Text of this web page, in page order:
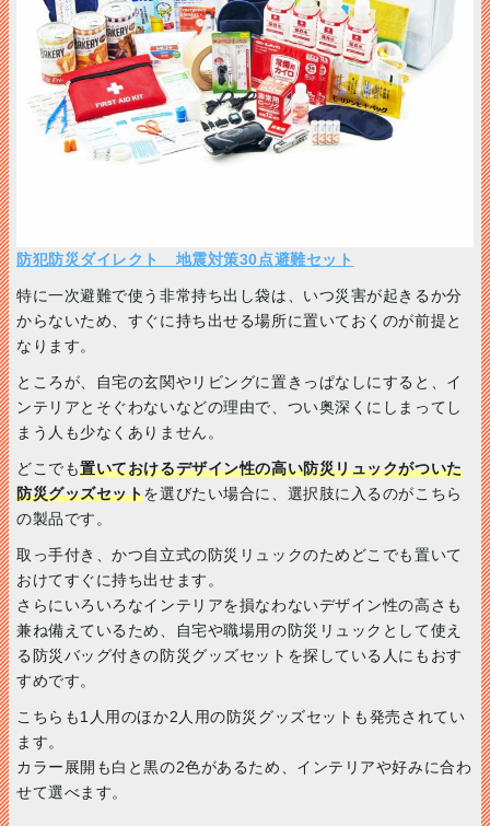
防犯防災ダイレクト 地震対策30点避難セット
特に一次避難で使う非常持ち出し袋は、いつ災害が起きるか分
からないため、すぐに持ち出せる場所に置いておくのが前提と
なります。
ところが、自宅の玄関やリビングに置きっぱなしにすると、イ
ンテリアとそぐわないなどの理由で、つい奥深くにしまってし
まう人も少なくありません。
どこでも置いておけるデザイン性の高い防災リュックがついた
防災グッズセットを選びたい場合に、選択肢に入るのがこちら
の製品です。
取っ手付き、かつ自立式の防災リュックのためどこでも置いて
おけてすぐに持ち出せます。
さらにいろいろなインテリアを損なわないデザイン性の高さも
兼ね備えているため、自宅や職場用の防災リュックとして使え
る防災バッグ付きの防災グッズセットを探している人にもおす
すめです。
こちらも1人用のほか2人用の防災グッズセットも発売されてい
ます。
カラー展開も白と黒の2色があるため、インテリアや好みに合わ
せて選べます。